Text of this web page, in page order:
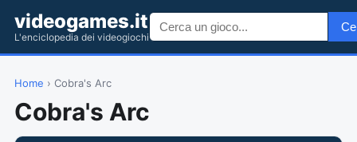
videogames.it
L'enciclopedia dei videogiochi
Home › Cobra's Arc
Cobra's Arc